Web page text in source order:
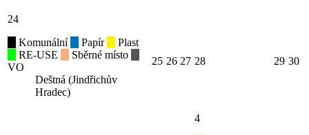
24
Komunální
Papír
Plast
RE-USE
Sběrné místo
VO
Deštná (Jindřichův
Hradec)
25 26 27 28 29 30
4